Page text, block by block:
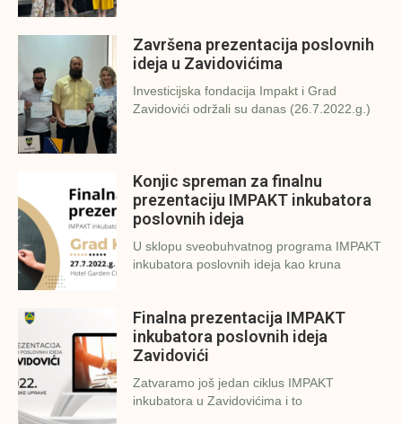
Završena prezentacija poslovnih
ideja u Zavidovićima
Investicijska fondacija Impakt i Grad
Zavidovići održali su danas (26.7.2022.g.)
Konjic spreman za finalnu
prezentaciju IMPAKT inkubatora
poslovnih ideja
U sklopu sveobuhvatnog programa IMPAKT
inkubatora poslovnih ideja kao kruna
Finalna prezentacija IMPAKT
inkubatora poslovnih ideja
Zavidovići
Zatvaramo još jedan ciklus IMPAKT
inkubatora u Zavidovićima i to